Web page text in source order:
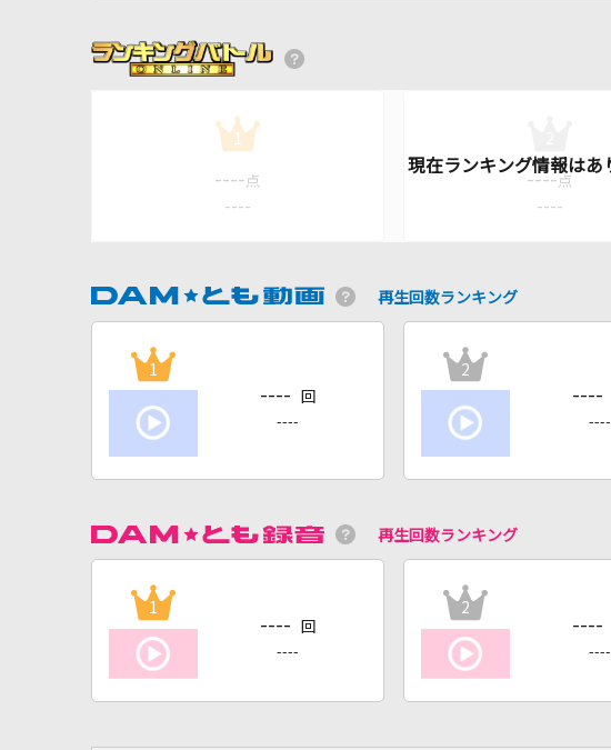
1
---- 点
----
---- 点
----
再生回数ランキング
1
---- 回
----
2
----
----
再生回数ランキング
1
---- 回
----
2
----
----